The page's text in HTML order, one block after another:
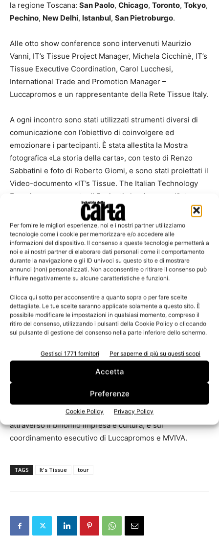
Per fornire le migliori esperienze, noi e i nostri partner utilizziamo
tecnologie come i cookie per memorizzare e/o accedere alle
informazioni del dispositivo. Il consenso a queste tecnologie permetterà a
noi e ai nostri partner di elaborare dati personali come il comportamento
durante la navigazione o gli ID univoci su questo sito e di mostrare
annunci (non) personalizzati. Non acconsentire o ritirare il consenso può
influire negativamente su alcune caratteristiche e funzioni.
Clicca qui sotto per acconsentire a quanto sopra o per fare scelte
dettagliate. Le tue scelte saranno applicate solamente a questo sito. È
possibile modificare le impostazioni in qualsiasi momento, compreso il
ritiro del consenso, utilizzando i pulsanti della Cookie Policy o cliccando
sul pulsante di gestione del consenso nella parte inferiore dello schermo.
Gestisci 1771 fornitori Per saperne di più su questi scopi
Accetta
Preferenze
Cookie Policy Privacy Policy
la regione Toscana: San Paolo, Chicago, Toronto, Tokyo,
Pechino, New Delhi, Istanbul, San Pietroburgo.
Alle otto show conference sono intervenuti Maurizio
Vanni, IT’s Tissue Project Manager, Michela Cicchinè, IT’s
Tissue Executive Coordination, Carol Lucchesi,
International Trade and Promotion Manager –
Luccapromos e un rappresentante della Rete Tissue Italy.
A ogni incontro sono stati utilizzati strumenti diversi di
comunicazione con l’obiettivo di coinvolgere ed
emozionare i partecipanti. È stata allestita la Mostra
fotografica «La storia della carta», con testo di Renzo
Sabbatini e foto di Roberto Giomi, e sono stati proiettati il
Video-documento «IT’s Tissue. The Italian Technology
Experience», un corto di 5 minuti che riassume l’intero
evento lucchese e le 12 Open house, e il Video virale «Se
lo puoi sognare… lo puoi avere», a cura di Francesco
Zavattari, che allude all’investimento in tecnologia delle
industrie della rete Tissue Italy.
Ha arricchito l’evento una kermesse di video-arte «The
Contemporary Art: 6 video-artisti (Francesco Attolini,
Christian Balzano, Luca Gaddini, Massimiliano Galliani,
Maria Antonietta Scarpari, Francesco Zavattari) che
hanno interpretato il proprio rapporto con il mondo o con
il loro personale mondo attraverso la carta tissue.
Realizzato in collaborazione con il Ministero degli Affari
Esteri, ICE, Enit e Regione Toscana, il tour può contare
sul sostegno economico di Toscana Promozione e
Camera di Commercio di Lucca, che hanno fortemente
creduto nel progetto di “esportare” il territorio toscano
attraverso il binomio impresa e cultura, e sul
coordinamento esecutivo di Luccapromos e MVIVA.
TAGS It's Tissue tour